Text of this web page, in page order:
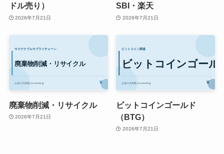
ドル売り）
2026年7月21日
SBI・楽天
2026年7月21日
廃棄物削減・リサイクル
2026年7月21日
ビットコインゴールド
（BTG）
2026年7月21日